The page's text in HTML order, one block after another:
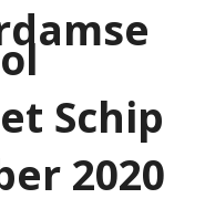
Schip
2020